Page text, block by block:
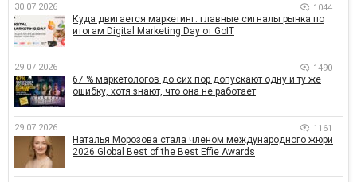
30.07.2026 1044
Куда двигается маркетинг: главные сигналы рынка по
итогам Digital Marketing Day от GoIT
29.07.2026 1490
67 % маркетологов до сих пор допускают одну и ту же
ошибку, хотя знают, что она не работает
29.07.2026 1161
Наталья Морозова стала членом международного жюри
2026 Global Best of the Best Effie Awards